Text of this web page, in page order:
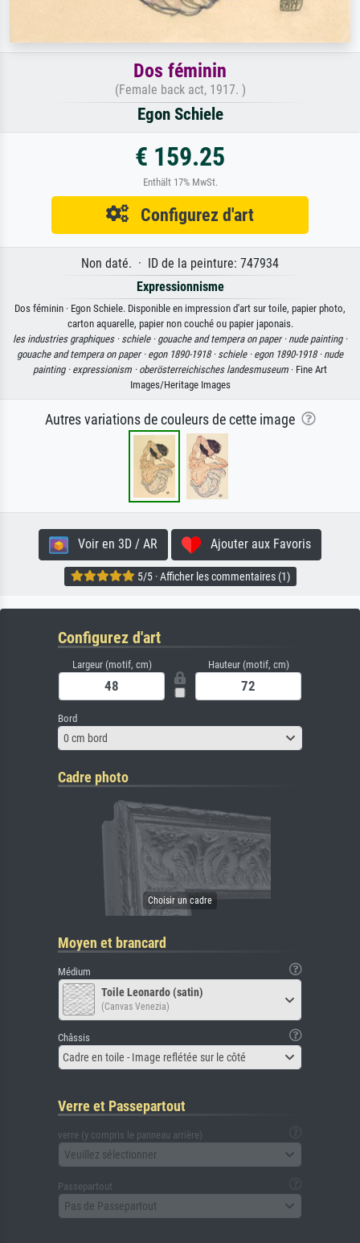
Dos féminin
(Female back act, 1917. )
Egon Schiele
€ 159.25
Enthält 17% MwSt.
Configurez d'art
Non daté. · ID de la peinture: 747934
Expressionnisme
Dos féminin · Egon Schiele. Disponible en impression d'art sur toile, papier photo,
carton aquarelle, papier non couché ou papier japonais.
les industries graphiques · schiele · gouache and tempera on paper · nude painting ·
gouache and tempera on paper · egon 1890-1918 · schiele · egon 1890-1918 · nude
painting · expressionism · oberösterreichisches landesmuseum · Fine Art
Images/Heritage Images
Autres variations de couleurs de cette image
Voir en 3D / AR Ajouter aux Favoris
5/5 · Afficher les commentaires (1)
Configurez d'art
Largeur (motif, cm) Hauteur (motif, cm)
Bord
0 cm bord
Cadre photo
Moyen et brancard
Médium
Toile Leonardo (satin)
(Canvas Venezia)
Châssis
Cadre en toile - Image reflétée sur le côté
Verre et Passepartout
verre (y compris le panneau arrière)
Veuillez sélectionner
Passepartout
Pas de Passepartout